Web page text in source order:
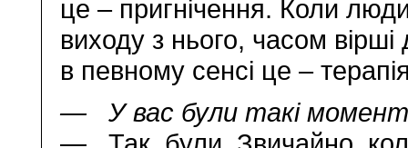
це – пригнічення. Коли
виходу з нього, часом
в певному сенсі це –
— У вас були такі